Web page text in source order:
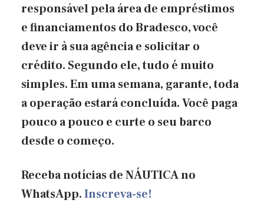
responsável pela área de empréstimos
e financiamentos do Bradesco, você
deve ir à sua agência e solicitar o
crédito. Segundo ele, tudo é muito
simples. Em uma semana, garante, toda
a operação estará concluída. Você paga
pouco a pouco e curte o seu barco
desde o começo.
Receba notícias de NÁUTICA no
WhatsApp.Inscreva-se!